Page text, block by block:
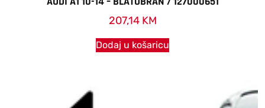
207,14 KM
Dodaj u košaricu